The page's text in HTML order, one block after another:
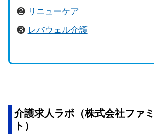
❷ リニューケア
❸ レバウェル介護
介護求人ラボ（株式会社ファ
ト）